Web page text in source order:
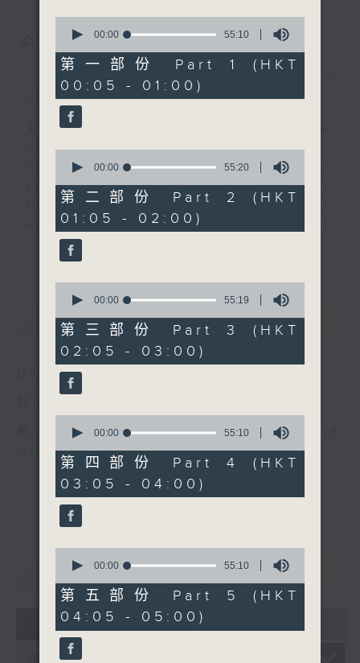
您喜歡這個節目嗎?
簡介 GIST
主持人：Host: Cleo Leung, Leanne
Nicholls, Isaac Droscha
You will find many soft pieces and
some Chinese works in Night
Music. Friday and Saturday nights
will begin with two hours of
enjoyable jazz music.
When you are alone and sleepless,
please remember good music is
always there on Radio 4.
「長夜細聽」節目當然少不了氣質優雅的作
品，每晚亦會精選一些中國音樂送上。週五和
如果哪天你不能入睡，別忘了第四台這裡總有
值得細聽的音樂。
最新 LATEST
07/08/2026
網上直播完畢稍後提供節目重溫。 Archive
will be available after live webcast
重溫 CATCHUP
07 - 08 2026
seconds
55
minutes,
10
seconds
00:00 55:10
第一部份 Part 1 (HKT
00:05 - 01:00)
seconds
55
minutes,
20
seconds
00:00 55:20
第二部份 Part 2 (HKT
01:05 - 02:00)
seconds
55
minutes,
19
seconds
00:00 55:19
第三部份 Part 3 (HKT
02:05 - 03:00)
seconds
55
minutes,
10
seconds
00:00 55:10
第四部份 Part 4 (HKT
03:05 - 04:00)
seconds
55
minutes,
10
seconds
00:00 55:10
第五部份 Part 5 (HKT
04:05 - 05:00)